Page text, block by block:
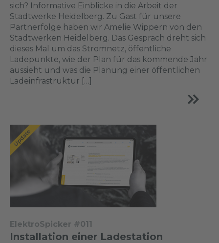
sich? Informative Einblicke in die Arbeit der
Stadtwerke Heidelberg. Zu Gast für unsere
Partnerfolge haben wir Amelie Wippern von den
Stadtwerken Heidelberg. Das Gespräch dreht sich
dieses Mal um das Stromnetz, öffentliche
Ladepunkte, wie der Plan für das kommende Jahr
aussieht und was die Planung einer öffentlichen
Ladeinfrastruktur […]
ElektroSpicker #011
Installation einer Ladestation